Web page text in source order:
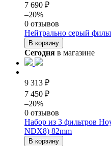
7 690 ₽
–20%
0 отзывов
Нейтрально серый
В корзину
Сегодня в магазине
9 313 ₽
7 450 ₽
–20%
0 отзывов
Набор из 3 фильтров
NDX8) 82mm
В корзину